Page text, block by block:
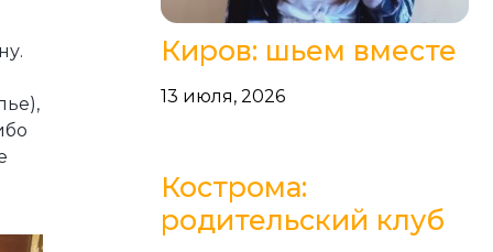
Киров: шьем вместе
13 июля, 2026
Кострома:
родительский клуб